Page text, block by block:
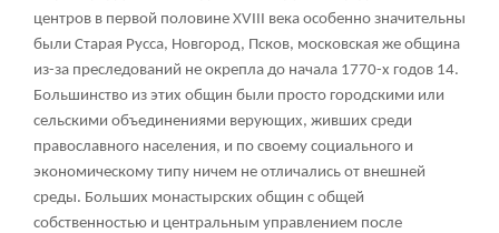
центров в первой половине XVIII века особенно значительны
были Старая Русса, Новгород, Псков, московская же община
из-за преследований не окрепла до начала 1770-х годов 14.
Большинство из этих общин были просто городскими или
сельскими объединениями верующих, живших среди
православного населения, и по своему социального и
экономическому типу ничем не отличались от внешней
среды. Больших монастырских общин с общей
собственностью и центральным управлением после